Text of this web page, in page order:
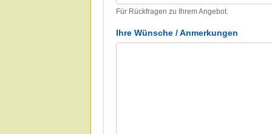
Für Rückfragen zu Ihrem Angebot.
Ihre Wünsche / Anmerkungen